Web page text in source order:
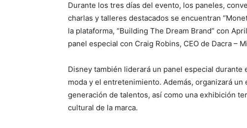
Durante los tres días del evento, los paneles,
charlas y talleres destacados se encuentran
la plataforma, “Building The Dream Brand” con
panel especial con Craig Robins, CEO de Dacra –
Disney también liderará un panel especial
moda y el entretenimiento. Además, organizará
generación de talentos, así como una exhibición
cultural de la marca.